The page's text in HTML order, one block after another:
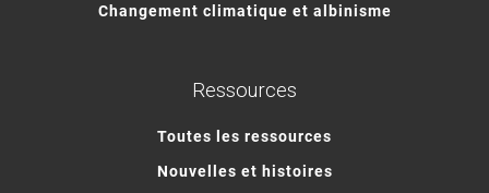
Changement climatique et albinisme
Ressources
Toutes les ressources
Nouvelles et histoires